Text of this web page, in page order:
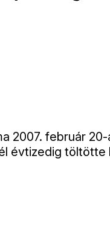
2007. február
évtizedig